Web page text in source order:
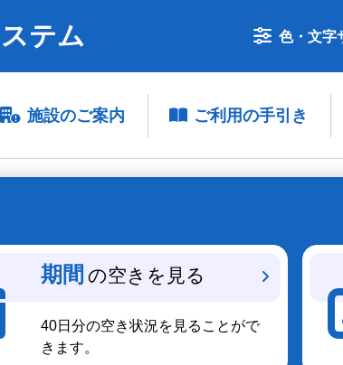
テム 色・文字
施設のご案内 ご利用の手引き
期間 の空きを見る
40日分の空き状況を見ることがで
きます。